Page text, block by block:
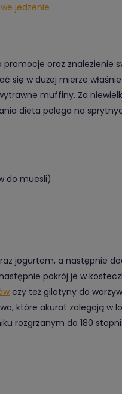
jedzenie
oraz znalezienie
w dużej mierze
muffiny. Za
dieta polega na
do muesli)
jogurtem, a następnie
pokrój je w
czy też gilotyny do
które akurat zalegają w
rozgrzanym do 180